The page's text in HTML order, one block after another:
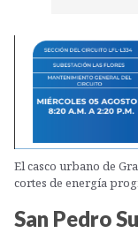
El casco urbano de
cortes de energía
San Pedro